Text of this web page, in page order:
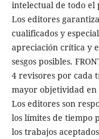
intelectual de todo el
Los editores
cualificados y
apreciación crítica y
sesgos posibles.
4 revisores por cada
mayor objetividad en
Los editores son
los límites de tiempo
los trabajos